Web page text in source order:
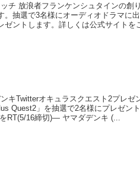
チ 放浪者フランケンシュタインの創
抽選で3名様にオーディオドラマに
ントします。詳しくは公式サイトを
Twitterオキュラスクエスト2プレゼ
Quest2」を抽選で2名様にプレゼン
RT(5/16締切)— ヤマダデンキ (...